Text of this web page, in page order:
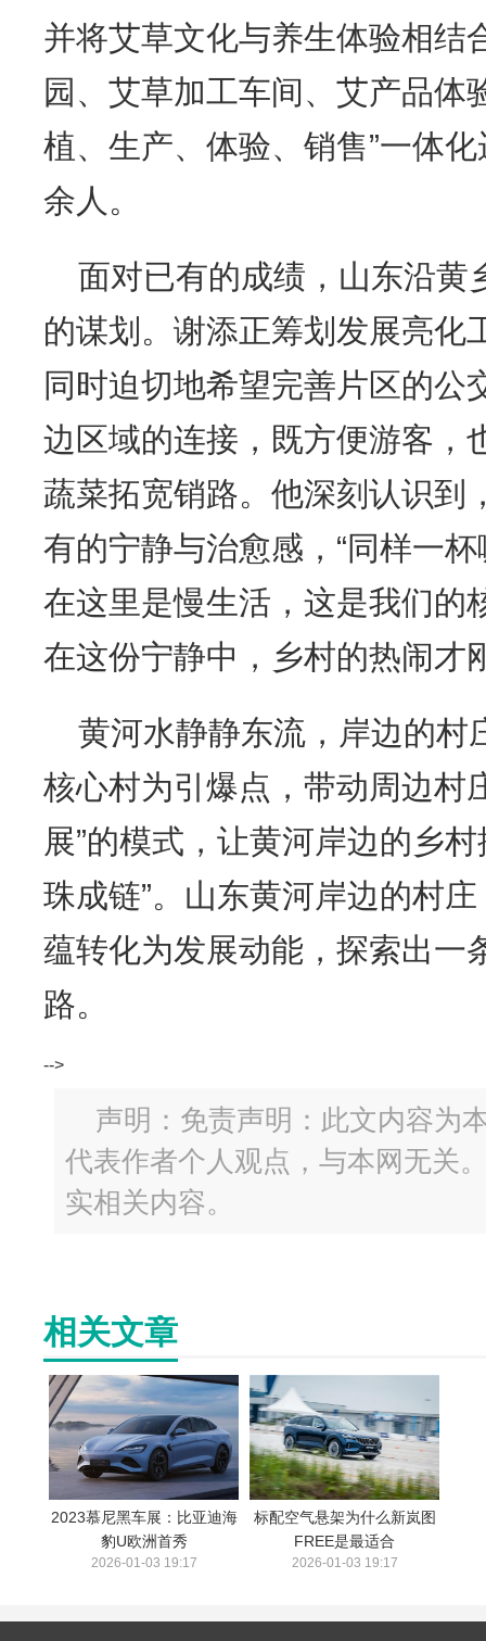
并将艾草文化与养生体验相结
园、艾草加工车间、艾产品体
植、生产、体验、销售”一体
余人。
面对已有的成绩，山东沿黄
的谋划。谢添正筹划发展亮化
同时迫切地希望完善片区的公
边区域的连接，既方便游客，
蔬菜拓宽销路。他深刻认识到
有的宁静与治愈感，“同样一
在这里是慢生活，这是我们的
在这份宁静中，乡村的热闹才
黄河水静静东流，岸边的村
核心村为引爆点，带动周边村
展”的模式，让黄河岸边的乡
珠成链”。山东黄河岸边的村
蕴转化为发展动能，探索出一
路。
-->
声明：免责声明：此文内容为
代表作者个人观点，与本网无关
实相关内容。
相关文章
2023慕尼黑车展：比亚迪海
豹U欧洲首秀
2026-01-03 19:17
标配空气悬架为什么新岚图
FREE是最适合
2026-01-03 19:17